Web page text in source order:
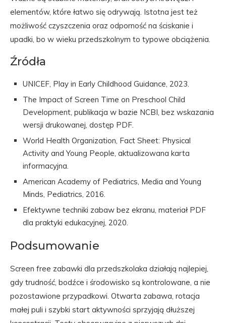
elementów, które łatwo się odrywają. Istotna jest też
możliwość czyszczenia oraz odporność na ściskanie i
upadki, bo w wieku przedszkolnym to typowe obciążenia.
Źródła
UNICEF, Play in Early Childhood Guidance, 2023.
The Impact of Screen Time on Preschool Child
Development, publikacja w bazie NCBI, bez wskazania
wersji drukowanej, dostęp PDF.
World Health Organization, Fact Sheet: Physical
Activity and Young People, aktualizowana karta
informacyjna.
American Academy of Pediatrics, Media and Young
Minds, Pediatrics, 2016.
Efektywne techniki zabaw bez ekranu, materiał PDF
dla praktyki edukacyjnej, 2020.
Podsumowanie
Screen free zabawki dla przedszkolaka działają najlepiej,
gdy trudność, bodźce i środowisko są kontrolowane, a nie
pozostawione przypadkowi. Otwarta zabawa, rotacja
małej puli i szybki start aktywności sprzyjają dłuższej